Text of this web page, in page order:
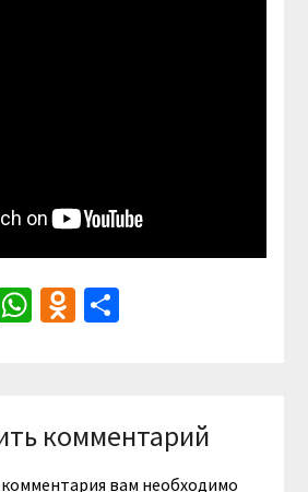
WhatsApp
Odnoklassniki
Отправить
комментарий
вам необходимо